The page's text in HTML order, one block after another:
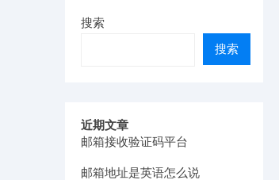
搜索
搜索
近期文章
邮箱接收验证码平台
邮箱地址是英语怎么说